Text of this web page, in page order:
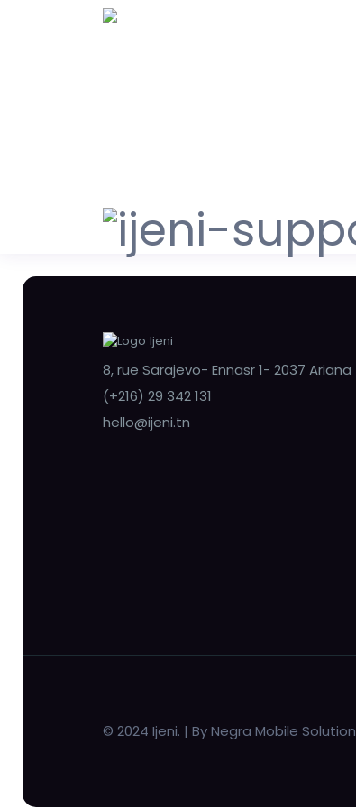
8, rue Sarajevo- Ennasr 1- 2037 Ariana
(+216) 29 342 131
hello@ijeni.tn
© 2024 Ijeni. | By Negra Mobile Solution